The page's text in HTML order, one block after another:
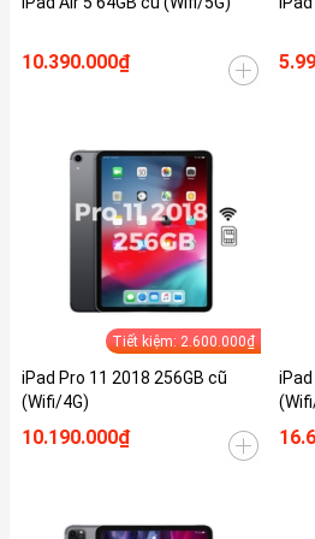
10.390.000₫
Tiết kiệm: 2.600.000₫
iPad Pro 11 2018 256GB cũ
(Wifi/4G)
10.190.000₫